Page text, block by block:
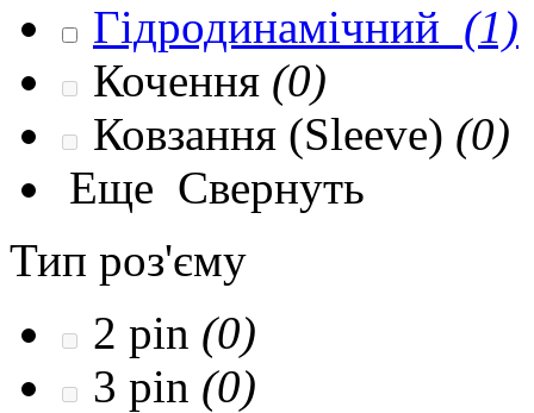
Гідродинамічний (1)
Кочення (0)
Ковзання (Sleeve) (0)
Еще Свернуть
Тип роз'єму
2 pin (0)
3 pin (0)